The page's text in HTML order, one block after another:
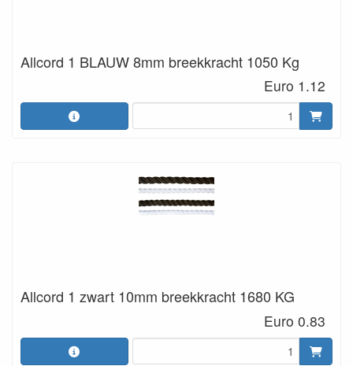
Allcord 1 BLAUW 8mm breekkracht 1050 Kg
Euro 1.12
Allcord 1 zwart 10mm breekkracht 1680 KG
Euro 0.83